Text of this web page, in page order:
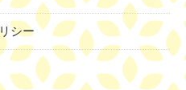
シー